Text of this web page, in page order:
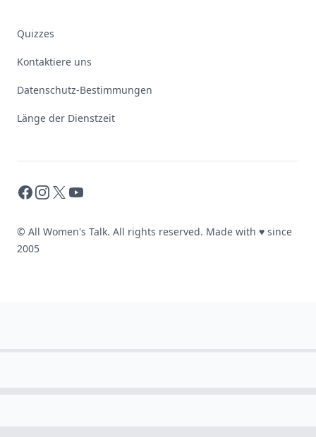
Quizzes
Kontaktiere uns
Datenschutz-Bestimmungen
Länge der Dienstzeit
Facebook
Instagram
X YouTube
© All Women's Talk. All rights reserved. Made with ♥ since
2005